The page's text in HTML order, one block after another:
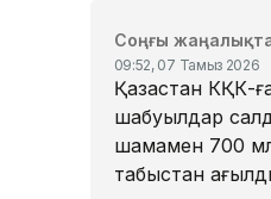
Соңғы
09:52, 07 Тамыз 2026
Қазақстан КҚК-
шабуылдар
шамамен 700
табыстан